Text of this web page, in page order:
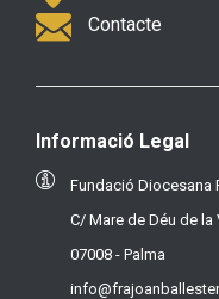
Contacte
Informació Legal
Fundació Diocesana
C/ Mare de Déu de la
07008 - Palma